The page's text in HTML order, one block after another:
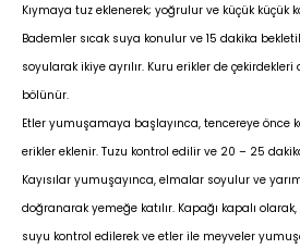
Kıymaya tuz eklenerek; yoğrulur ve küçük küçük
Bademler sıcak suya konulur ve 15 dakika
soyularak ikiye ayrılır. Kuru erikler de
bölünür.
Etler yumuşamaya başlayınca, tencereye önce
erikler eklenir. Tuzu kontrol edilir ve 20 – 25
Kayısılar yumuşayınca, elmalar soyulur ve
doğranarak yemeğe katılır. Kapağı kapalı
suyu kontrol edilerek ve etler ile meyveler